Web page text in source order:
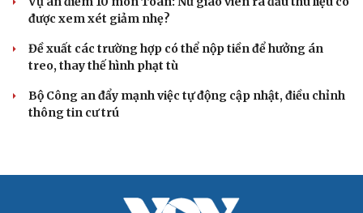
Đối tượng điều hành tổ chức phản động núp bóng tôn
Vụ gian lận thi tại Tuyên Quang: Khởi tố thêm 2 người,
Đoàn Bảo Châu bị phạt 7 năm tù về hành vi tuyên truyền
đồng